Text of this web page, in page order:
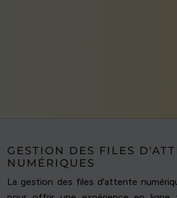
GESTION DES FILES
NUMÉRIQUES
La gestion des files d'attente